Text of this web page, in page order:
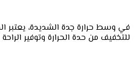
في وسط حرارة جدة الشديدة، يعتبر
للتخفيف من حدة الحرارة وتوفير